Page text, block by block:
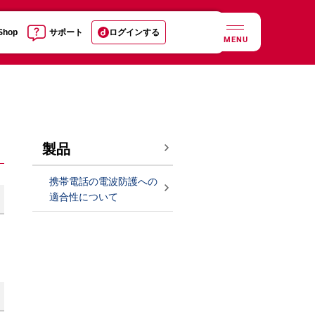
サポート ログインする
MENU
製品
携帯電話の電波防護への
適合性について